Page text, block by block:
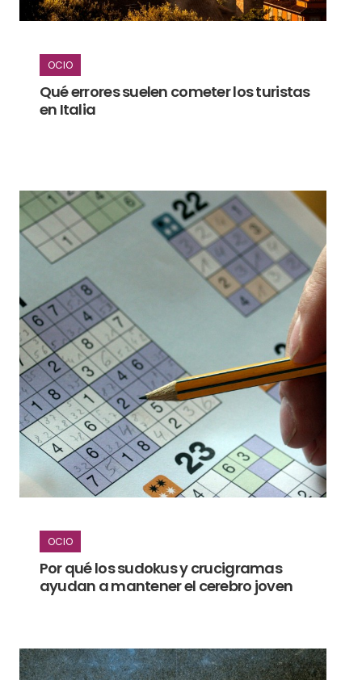
OCIO
Qué errores suelen cometer los turistas
en Italia
OCIO
Por qué los sudokus y crucigramas
ayudan a mantener el cerebro joven